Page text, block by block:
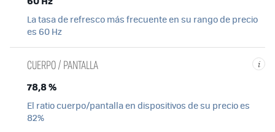
La tasa de refresco más frecuente en su rango de precio
es 60 Hz
i
CUERPO / PANTALLA
78,8 %
El ratio cuerpo/pantalla en dispositivos de su precio es
82%